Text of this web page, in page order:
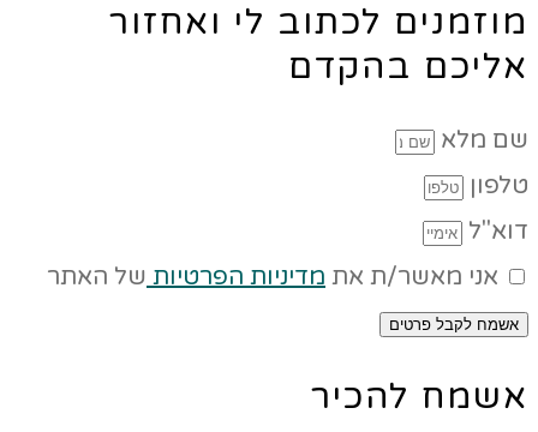
מוזמנים לכתוב לי ואחזור
אליכם בהקדם
שם מלא
טלפון
דוא"ל
אני מאשר/ת את מדיניות הפרטיות של האתר
אשמח לקבל פרטים
אשמח להכיר